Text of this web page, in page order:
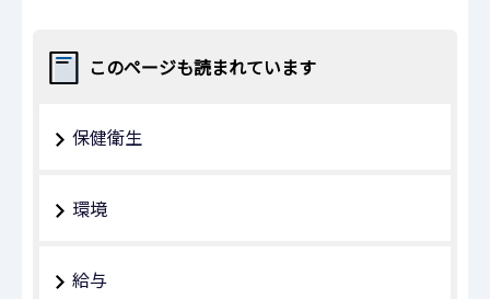
このページも読まれています
保健衛生
環境
給与